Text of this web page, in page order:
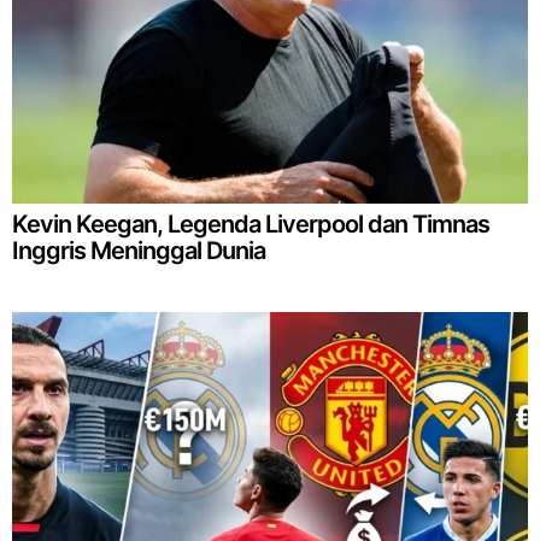
Kevin Keegan, Legenda Liverpool dan Timnas
Inggris Meninggal Dunia